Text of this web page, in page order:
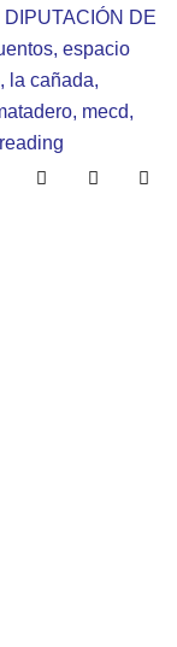
DIPUTACIÓN DE
, espacio
, la cañada,
, mecd,